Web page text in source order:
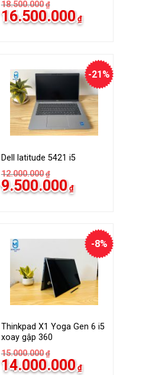
18.500.000 ₫
16.500.000 ₫
-21%
Dell latitude 5421 i5
12.000.000 ₫
9.500.000 ₫
-8%
Thinkpad X1 Yoga Gen 6 i5
xoay gập 360
15.000.000 ₫
14.000.000 ₫